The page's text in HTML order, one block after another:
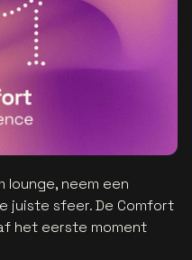
lounge, neem een
juiste sfeer. De Comfort
het eerste moment